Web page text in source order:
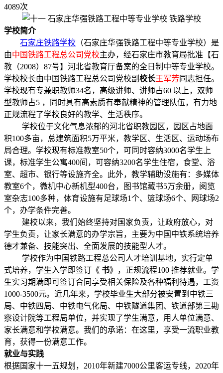
4089次
学校简介
石家庄铁路学校 （石家庄华强铁路工程中等专业学校）是
由中国铁路工程总公司党校主办，经石家庄市教育局批准【石
教（2008）87号】河北省教育厅备案的全日制中等专业学校。
学校校长由中国铁路工程总公司党校副 校长王军芳 同志担任。
学校现有专兼职教师34名，高级讲师、讲师占60 以上，双师
型教师占5 ，同时具有高素质有奉献精神的管理队伍，有力地
正规流程了学校良好的教学、生活秩序。
学校位于文化气息浓郁的河北省职教园区，园区占地面
积100多亩，总建筑面积5万平米，教学区、生活区、运动场布
局合理。学校现有标准教室50个，可同时容纳3000名学生上
课，标准学生公寓400间，可容纳3200名学生住宿，食堂、浴
室、超市、银行等设施齐全。此外，教学辅助设施有：多媒体
教室6个，微机中心新机型400台，图书馆藏书5万余册，阅览
室杂志100多种，体育设施有足球场1个、篮球场6个、网球场2
个，办学条件完善。
建校以来，我们始终坚持对国家负责，让政府放心，对
学生负责，让家长满意的办学宗旨，主要为中国中铁系统培养
德才兼备、技能突出、全面发展的技能型人才。
学校作为中国铁路工程总公司人才培训基地，实行定单
式培养，学生入学即签订《 书》，正规流程100 推荐就业。学
生实习期满即可签订合同享受相关保险及各种福利待遇，工资
1000-3500元。近几年来，学校毕业生大部分被安置到中铁三
局、中铁四局、中铁电气化局、中铁隧道集团、铁道部第三勘
察设计院等工程局单位，并实现了学生满意，用人单位满意、
家长满意和学校满意。我们的承诺：在这里，享受一流职业教
育，获得一份满意工作。
就业与实践
根据国家十一五规划，2010年新建7000公里客运专线，2020年